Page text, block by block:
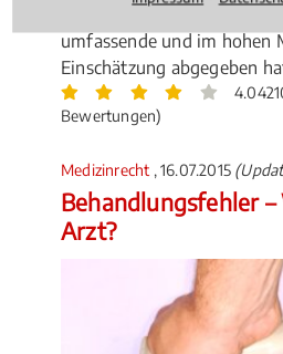
nur dann, wenn enn der
umfassende und im hohen
Einschätzung abgegeben
Bewertungen)
Medizinrecht , 16.07.2015
Behandlungsfehler
Arzt?